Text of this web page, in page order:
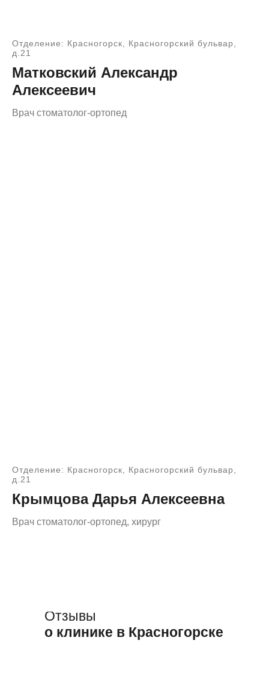
Отделение: Красногорск, Красногорский бульвар,
д.21
Матковский Александр
Алексеевич
Врач стоматолог-ортопед
Отделение: Красногорск, Красногорский бульвар,
д.21
Крымцова Дарья Алексеевна
Врач стоматолог-ортопед, хирург
Отзывы
о клинике в Красногорске